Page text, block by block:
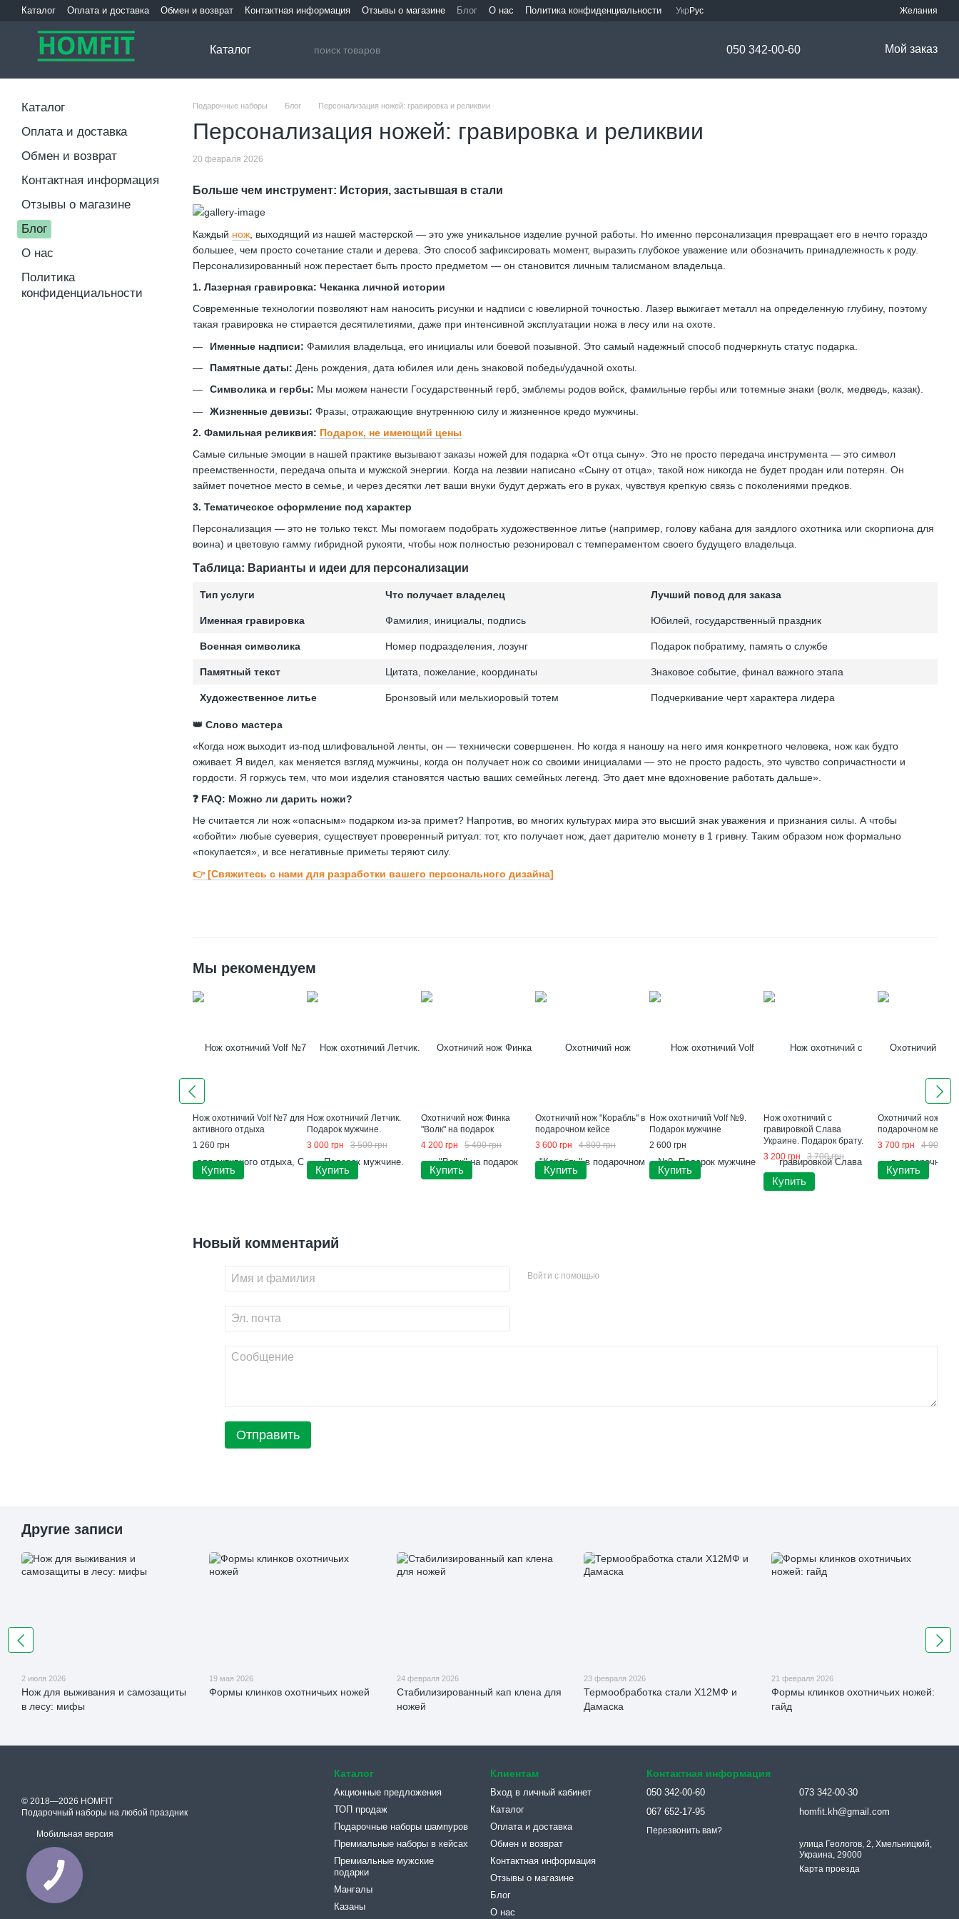
Перейти к основному контенту
Каталог Оплата и доставка Обмен и возврат Контактная информация Отзывы о магазине Блог О нас Политика конфиденциальности Укр Рус Желания
Каталог 050 342-00-60 Мой заказ
Подарочные наборы Блог Персонализация ножей: гравировка и реликвии
Персонализация ножей: гравировка и реликвии
20 февраля 2026
Больше чем инструмент: История, застывшая в стали
Каждый нож , выходящий из нашей мастерской — это уже уникальное изделие ручной работы. Но именно персонализация превращает его в нечто гораздо
большее, чем просто сочетание стали и дерева. Это способ зафиксировать момент, выразить глубокое уважение или обозначить принадлежность к роду.
Персонализированный нож перестает быть просто предметом — он становится личным талисманом владельца.
1. Лазерная гравировка: Чеканка личной истории
Современные технологии позволяют нам наносить рисунки и надписи с ювелирной точностью. Лазер выжигает металл на определенную глубину, поэтому
такая гравировка не стирается десятилетиями, даже при интенсивной эксплуатации ножа в лесу или на охоте.
Именные надписи: Фамилия владельца, его инициалы или боевой позывной. Это самый надежный способ подчеркнуть статус подарка.
Памятные даты: День рождения, дата юбилея или день знаковой победы/удачной охоты.
Символика и гербы: Мы можем нанести Государственный герб, эмблемы родов войск, фамильные гербы или тотемные знаки (волк, медведь, казак).
Жизненные девизы: Фразы, отражающие внутреннюю силу и жизненное кредо мужчины.
2. Фамильная реликвия: Подарок, не имеющий цены
Самые сильные эмоции в нашей практике вызывают заказы ножей для подарка «От отца сыну». Это не просто передача инструмента — это символ
преемственности, передача опыта и мужской энергии. Когда на лезвии написано «Сыну от отца», такой нож никогда не будет продан или потерян. Он
займет почетное место в семье, и через десятки лет ваши внуки будут держать его в руках, чувствуя крепкую связь с поколениями предков.
3. Тематическое оформление под характер
Персонализация — это не только текст. Мы помогаем подобрать художественное литье (например, голову кабана для заядлого охотника или скорпиона для
воина) и цветовую гамму гибридной рукояти, чтобы нож полностью резонировал с темпераментом своего будущего владельца.
Таблица: Варианты и идеи для персонализации
Тип услуги Что получает владелец Лучший повод для заказа
Именная гравировка Фамилия, инициалы, подпись Юбилей, государственный праздник
Военная символика Номер подразделения, лозунг Подарок побратиму, память о службе
Памятный текст Цитата, пожелание, координаты Знаковое событие, финал важного этапа
Художественное литье Бронзовый или мельхиоровый тотем Подчеркивание черт характера лидера
👑 Слово мастера
«Когда нож выходит из-под шлифовальной ленты, он — технически совершенен. Но когда я наношу на него имя конкретного человека, нож как будто
оживает. Я видел, как меняется взгляд мужчины, когда он получает нож со своими инициалами — это не просто радость, это чувство сопричастности и
гордости. Я горжусь тем, что мои изделия становятся частью ваших семейных легенд. Это дает мне вдохновение работать дальше».
❓ FAQ: Можно ли дарить ножи?
Не считается ли нож «опасным» подарком из-за примет? Напротив, во многих культурах мира это высший знак уважения и признания силы. А чтобы
«обойти» любые суеверия, существует проверенный ритуал: тот, кто получает нож, дает дарителю монету в 1 гривну. Таким образом нож формально
«покупается», и все негативные приметы теряют силу.
👉 [Свяжитесь с нами для разработки вашего персонального дизайна]
Мы рекомендуем
Нож охотничий Volf №7 для
активного отдыха
1 260 грн
Купить
Нож охотничий Летчик.
Подарок мужчине.
3 000 грн
3 500 грн
Купить
Охотничий нож Финка
"Волк" на подарок
4 200 грн
5 400 грн
Купить
Охотничий нож "Корабль" в
подарочном кейсе
3 600 грн
4 800 грн
Купить
Нож охотничий Volf №9.
Подарок мужчине
2 600 грн
Купить
Нож охотничий с
гравировкой Слава
Украине. Подарок брату.
3 200 грн
3 700 грн
Купить
Охотничий нож
подарочном кейсе
3 700 грн
4 900 грн
Купить
Новый комментарий
Войти с помощью
Отправить
Каталог
Оплата и доставка
Обмен и возврат
Контактная информация
Отзывы о магазине
Блог
О нас
Политика
конфиденциальности
Другие записи
2 июля 2026
Нож для выживания и самозащиты
в лесу: мифы
19 мая 2026
Формы клинков охотничьих ножей
24 февраля 2026
Стабилизированный кап клена для
ножей
23 февраля 2026
Термообработка стали Х12МФ и
Дамаска
21 февраля 2026
Формы клинков охотничьих ножей:
гайд
© 2018—2026 HOMFIT
Подарочный наборы на любой праздник
Мобильная версия
Каталог
Акционные предложения
ТОП продаж
Подарочные наборы шампуров
Премиальные наборы в кейсах
Премиальные мужские
подарки
Мангалы
Казаны
Клиентам
Вход в личный кабинет
Каталог
Оплата и доставка
Обмен и возврат
Контактная информация
Отзывы о магазине
Блог
О нас
Контактная информация
050 342-00-60
067 652-17-95
Перезвонить вам?
073 342-00-30
homfit.kh@gmail.com
улица Геологов, 2, Хмельницкий,
Украина, 29000
Карта проезда